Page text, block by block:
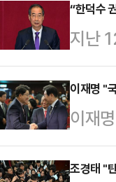
만 이
얻은
사법
레 예
(發)
빠진…
“한덕수
지난
무현·
한 사
국민
석을
러잖
이재명 "
이재
권성
발휘
조경태 "